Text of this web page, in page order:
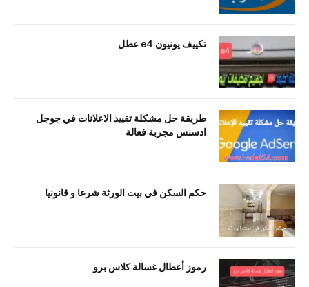
تكييف يونيون e4 عطل
طريقة حل مشكلة تقييد الاعلانات في جوجل
ادسنس مجربة فعالة
حكم السكن في بيت الورثة شرعا و قانونيا
رموز أعطال غسالة كلاس برو